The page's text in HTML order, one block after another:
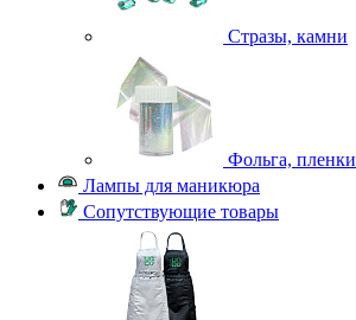
Стразы, камни
Фольга, пленки
Лампы для маникюра
Сопутствующие товары